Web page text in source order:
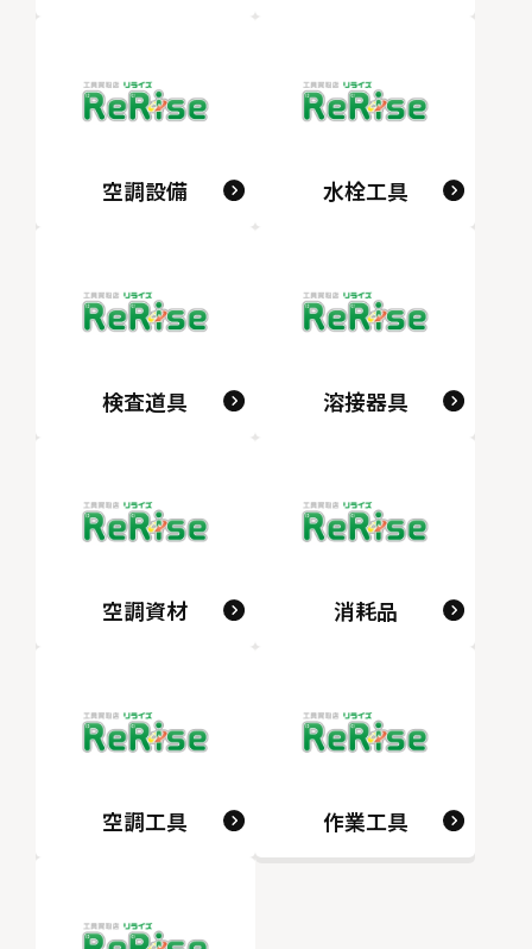
空調設備 水栓工具
検査道具 溶接器具
空調資材 消耗品
空調工具 作業工具